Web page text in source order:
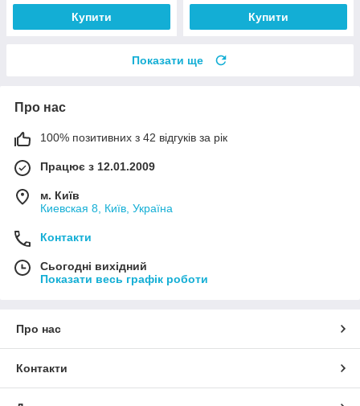
Купити Купити
Показати ще
Про нас
100% позитивних з 42 відгуків за рік
Працює з 12.01.2009
м. Київ
Киевская 8, Київ, Україна
Контакти
Сьогодні вихідний
Показати весь графік роботи
Про нас
Контакти